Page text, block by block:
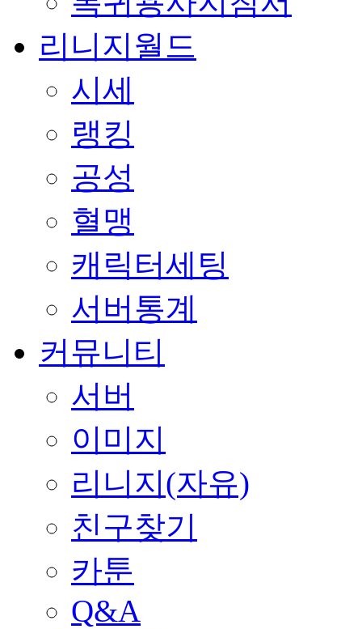
리니지월드
시세
랭킹
공성
혈맹
캐릭터세팅
서버통계
커뮤니티
서버
이미지
리니지(자유)
친구찾기
카툰
Q&A